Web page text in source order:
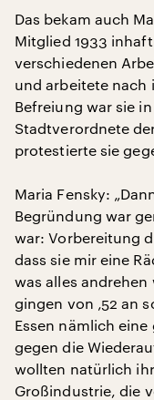
Das bekam auch
Mitglied 1933
verschiedenen
und arbeitete nach
Befreiung war sie
Stadtverordnete
protestierte sie
Maria Fensky:
Begründung war
war: Vorbereitung
dass sie mir eine
was alles
gingen von ‚52 an
Essen nämlich
gegen die
wollten natürlich
Großindustrie, die